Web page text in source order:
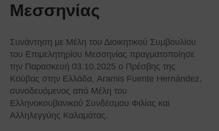
Μεσσηνίας
Συνάντηση με Μέλη του Διοικητικού Συμβουλίου
του Επιμελητηρίου Μεσσηνίας πραγματοποίησε
την Παρασκευή 03.10.2025 ο Πρέσβης της
Κούβας στην Ελλάδα, Aramis Fuente Hernández,
συνοδευόμενος από Μέλη του
Ελληνοκουβανικού Συνδέσμου Φιλίας και
Αλληλεγγύης Καλαμάτας.